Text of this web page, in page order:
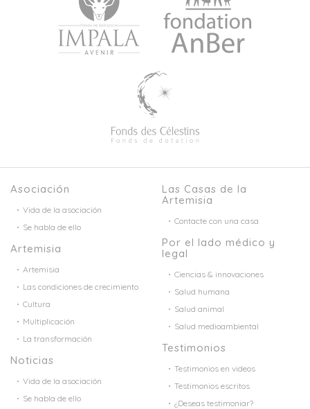
Asociación
Vida de la asociación
Se habla de ello
Artemisia
Artemisia
Las condiciones de crecimiento
Cultura
Multiplicación
La transformación
Noticias
Vida de la asociación
Se habla de ello
Las Casas de la
Artemisia
Contacte con una casa
Por el lado médico y
legal
Ciencias & innovaciones
Salud humana
Salud animal
Salud medioambiental
Testimonios
Testimonios en videos
Testimonios escritos
¿Deseas testimoniar?